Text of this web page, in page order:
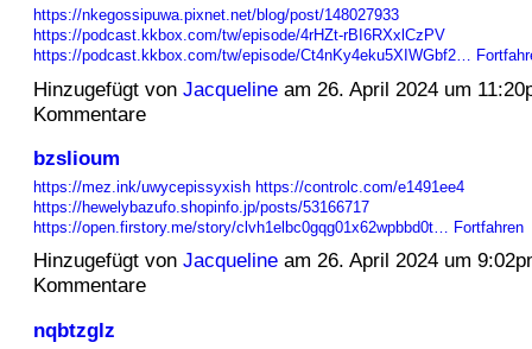
https://nkegossipuwa.pixnet.net/blog/post/148027933
https://podcast.kkbox.com/tw/episode/4rHZt-rBI6RXxlCzPV
https://podcast.kkbox.com/tw/episode/Ct4nKy4eku5XIWGbf2…
Hinzugefügt von Jacquelineam 26. April 2024 um
Kommentare
bzslioum
https://mez.ink/uwycepissyxish https://controlc.com/e1491ee4
https://hewelybazufo.shopinfo.jp/posts/53166717
https://open.firstory.me/story/clvh1elbc0gqg01x62wpbbd0t… Fortfahren
Hinzugefügt von Jacquelineam 26. April 2024 um
Kommentare
nqbtzglz